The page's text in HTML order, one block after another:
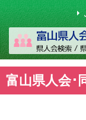
富山県人会･